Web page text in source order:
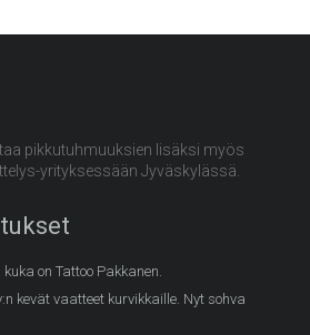
pikkutuhmuuksien lisäksi myös
yrityksessään Jyväskylässä.
on Tattoo Pakkanen.
kevät vaatteet kurvikkaille. Nyt sohva